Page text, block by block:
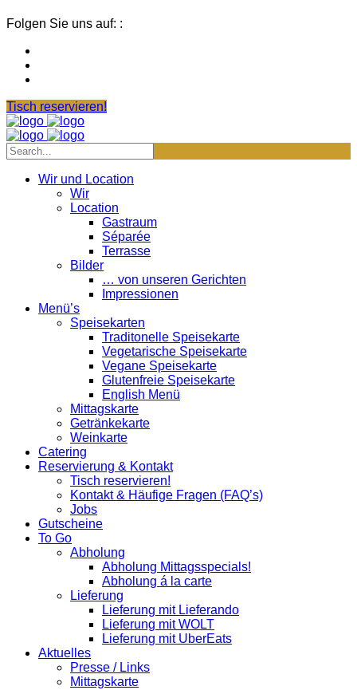
Folgen Sie uns auf: :
Tisch reservieren!
Wir und Location
Wir
Location
Gastraum
Séparée
Terrasse
Bilder
… von unseren Gerichten
Impressionen
Menü’s
Speisekarten
Traditonelle Speisekarte
Vegetarische Speisekarte
Vegane Speisekarte
Glutenfreie Speisekarte
English Menü
Mittagskarte
Getränkekarte
Weinkarte
Catering
Reservierung & Kontakt
Tisch reservieren!
Kontakt & Häufige Fragen (FAQ’s)
Jobs
Gutscheine
To Go
Abholung
Abholung Mittagsspecials!
Abholung á la carte
Lieferung
Lieferung mit Lieferando
Lieferung mit WOLT
Lieferung mit UberEats
Aktuelles
Presse / Links
Mittagskarte